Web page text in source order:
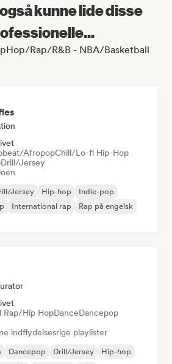
kunne lide disse
Rap/R&B - NBA/Basketball
AfropopChill/Lo-fi Hip-Hop
Drill/Jersey
Jersey Hip-hop
Indie-pop
International rap
Rap på engelsk
Rap/Hip HopDanceDancepop
indflydelsesrige playlister
Dancepop Drill/Jersey
Hip-hop